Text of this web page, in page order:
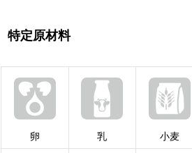
特定原材料
卵 乳 小麦